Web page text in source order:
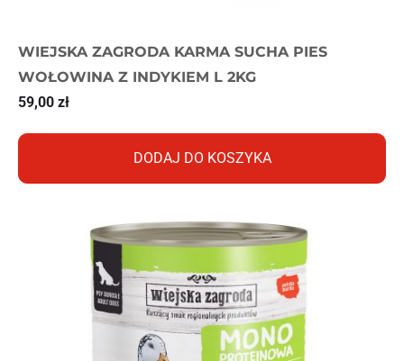
WIEJSKA ZAGRODA KARMA SUCHA PIES
WOŁOWINA Z INDYKIEM L 2KG
59,00 zł
DODAJ DO KOSZYKA